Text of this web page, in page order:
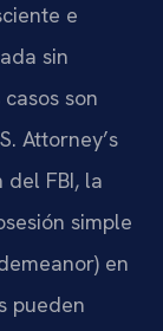
e
sin
son
Attorney’s
del FBI, la
simple
en
pueden